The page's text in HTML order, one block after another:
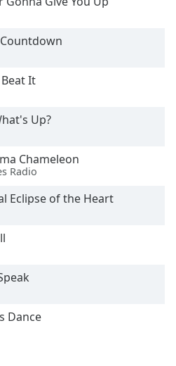
Beat It
Up?
Chameleon
Radio
Eclipse of the Heart
Dance